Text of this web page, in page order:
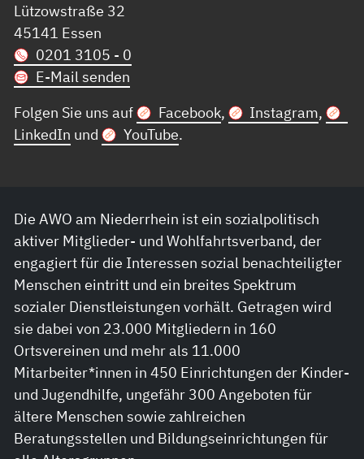
Lützowstraße 32
45141 Essen
0201 3105 - 0
E-Mail senden
Folgen Sie uns auf
Facebook, Instagram,
LinkedIn und YouTube.
Die AWO am Niederrhein ist ein sozialpolitisch
aktiver Mitglieder- und Wohlfahrtsverband, der
engagiert für die Interessen sozial benachteiligter
Menschen eintritt und ein breites Spektrum
sozialer Dienstleistungen vorhält. Getragen wird
sie dabei von 23.000 Mitgliedern in 160
Ortsvereinen und mehr als 11.000
Mitarbeiter*innen in 450 Einrichtungen der Kinder-
und Jugendhilfe, ungefähr 300 Angeboten für
ältere Menschen sowie zahlreichen
Beratungsstellen und Bildungseinrichtungen für